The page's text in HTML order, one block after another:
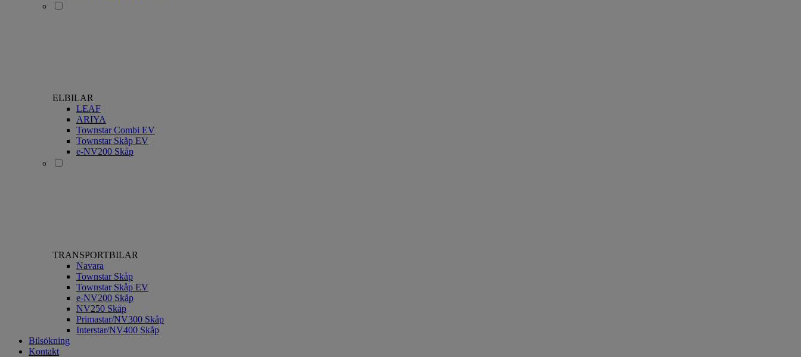
ELBILAR
LEAF
ARIYA
Townstar Combi EV
Townstar Skåp EV
e-NV200 Skåp
TRANSPORTBILAR
Navara
Townstar Skåp
Townstar Skåp EV
e-NV200 Skåp
NV250 Skåp
Primastar/NV300 Skåp
Interstar/NV400 Skåp
Bilsökning
Kontakt